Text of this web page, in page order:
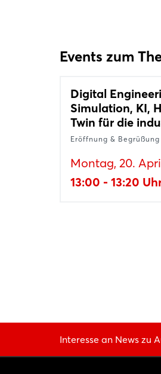
Events zum
Digital
Simulation, KI,
Twin für die
Eröffnung & Begrüßung
Montag, 20.
13:00 - 13:20
Interesse an News zu